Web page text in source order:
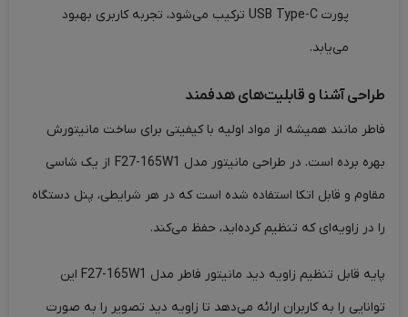
پورت USB Type-C ترکیب می‌شود، تجربه کاربری بهبود
می‌یابد.
طراحی آشنا و قابلیت‌های هدفمند
فاطر مانند همیشه از مواد اولیه با کیفیتی برای ساخت مانیتورش
بهره برده است. در طراحی مانیتور مدل F27-165W1 از یک شاسی
مقاوم و قابل اتکا استفاده شده است که در هر شرایطی، پنل دستگاه
را در زاویه‌ای که تنظیم کرده‌اید، حفظ می‌کند.
پایه قابل تنظیم زاویه دید مانیتور فاطر مدل F27-165W1 این
توانایی را به کاربران ارائه می‌دهد تا زاویه دید تصویر را به صورت